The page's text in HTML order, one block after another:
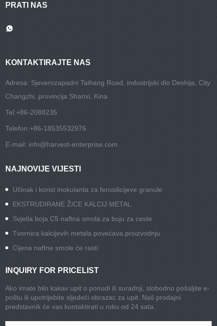
PRATI NAS
KONTAKTIRAJTE NAS
Adresa: Sjeverozapadni Taihang Road, industrijski dio Deshija, City
Changzhi, provincija Shanxi, Kina
Tel:+86-2088235
Telefon:+86-18535532976
E-mail: info@harvest-enterprise.com
NAJNOVIJE VIJESTI
Učinak i korist inokulanta za ferosilicijeve granule
EKSTRUDIRANE ŽICE KALCIJ METAL
Svjetla boja C5 naftna smola za boju za ceste
Tvornica kalcijevih metala povećava proizvodnju
Cijena naftne smole će rasti
INQUIRY FOR PRICELIST
Ako imate bilo kakav upit o ponudi ili suradnji, slobodno pošaljite e-
poštu ili upotrijebite sljedeći obrazac za upit. Naš prodajni
predstavnik će vas kontaktirati u roku od 24 sata.